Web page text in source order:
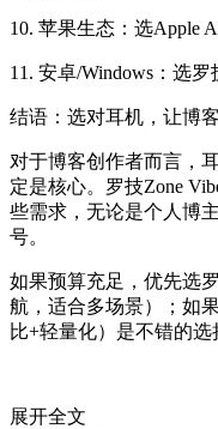
10. 苹果生态：选Apple
11. 安卓/Windows：选罗
结语：选对耳机，让博
对于博客创作者而言，
定是核心。罗技Zone
些需求，无论是个人博
号。
如果预算充足，优先选
航，适合多场景）；如
比+轻量化）是不错的选
展开全文